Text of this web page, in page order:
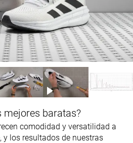
mejores baratas?
comodidad y versatilidad a
y los resultados de nuestras